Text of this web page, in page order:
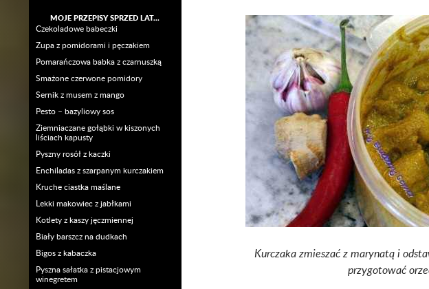
Kurczaka zmieszać z marynatą i
przygotować
MOJE PRZEPISY SPRZED LAT…
Czekoladowe babeczki
Zupa z pomidorami i pęczakiem
Pomarańczowa babka z czarnuszką
Smażone czerwone pomidory
Sernik z musem z mango
Pesto – bazyliowy sos
Ziemniaczane gołąbki w kiszonych
liściach kapusty
Pyszny rosół z kaczki
Enchiladas z szarpanym kurczakiem
Kruche ciastka maślane
Lekki makowiec z jabłkami
Kotlety z kaszy jęczmiennej
Biały barszcz na dudkach
Bigos z kabaczka
Pyszna sałatka z pistacjowym
winegretem